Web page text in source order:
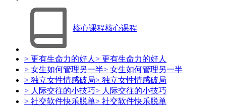
核心课程核心课程
> 更有生命力的好人 > 更有生命力的好人
> 女生如何管理另一半> 女生如何管理另一半
> 独立女性情感破局> 独立女性情感破局
> 人际交往的小技巧> 人际交往的小技巧
> 社交软件快乐脱单> 社交软件快乐脱单